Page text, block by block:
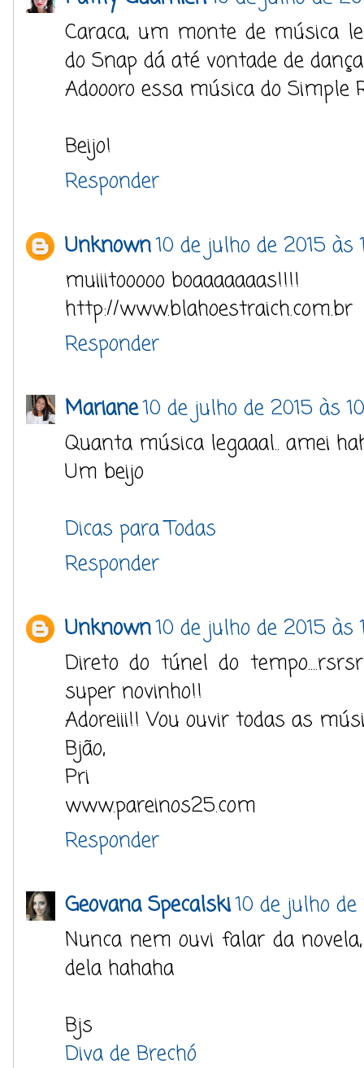
Caraca, um monte de música
do Snap dá até vontade de
Adoooro essa música do Simple
Beijo!
Responder
Unknown10 de julho de 2015 às
muiiitooooo boaaaaaaas!!!!
http://www.blahoestraich.com.br
Responder
Mariane10 de julho de 2015 às
Quanta música legaaal.. amei
Um beijo
Dicas para Todas
Responder
Unknown10 de julho de 2015 às
Direto do túnel do
super novinho!!
Adoreiii!! Vou ouvir todas as
Bjão,
Pri
www.pareinos25.com
Responder
Geovana Specalski10 de julho
Nunca nem ouvi falar da
dela hahaha
Bjs
Diva de Brechó